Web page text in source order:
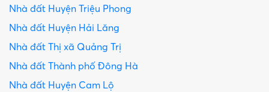
Nhà đất Huyện Triệu Phong
Nhà đất Huyện Hải Lăng
Nhà đất Thị xã Quảng Trị
Nhà đất Thành phố Đông Hà
Nhà đất Huyện Cam Lộ